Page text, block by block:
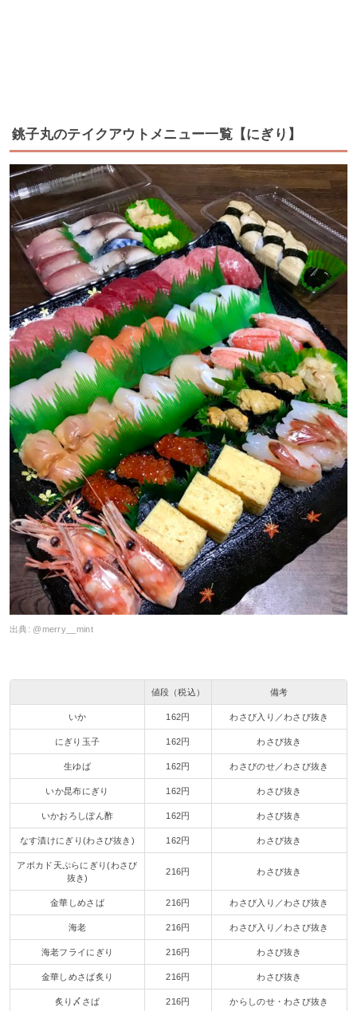
銚子丸のテイクアウトメニュー一覧【にぎり】
出典: @merry__mint
値段（税込） 備考
いか 162円 わさび入り／わさび抜き
にぎり玉子 162円 わさび抜き
生ゆば 162円 わさびのせ／わさび抜き
いか昆布にぎり 162円 わさび抜き
いかおろしぽん酢 162円 わさび抜き
なす漬けにぎり(わさび抜き) 162円 わさび抜き
アボカド天ぷらにぎり(わさび
抜き)
216円 わさび抜き
金華しめさば 216円 わさび入り／わさび抜き
海老 216円 わさび入り／わさび抜き
海老フライにぎり 216円 わさび抜き
金華しめさば炙り 216円 わさび抜き
炙り〆さば 216円 からしのせ・わさび抜き